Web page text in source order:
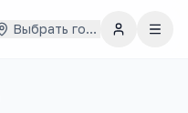
Выбрать город